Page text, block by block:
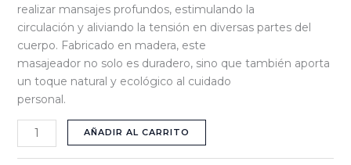
realizar mansajes profundos, estimulando la
circulación y aliviando la tensión en diversas partes del
cuerpo. Fabricado en madera, este
masajeador no solo es duradero, sino que también aporta
un toque natural y ecológico al cuidado
personal.
AÑADIR AL CARRITO